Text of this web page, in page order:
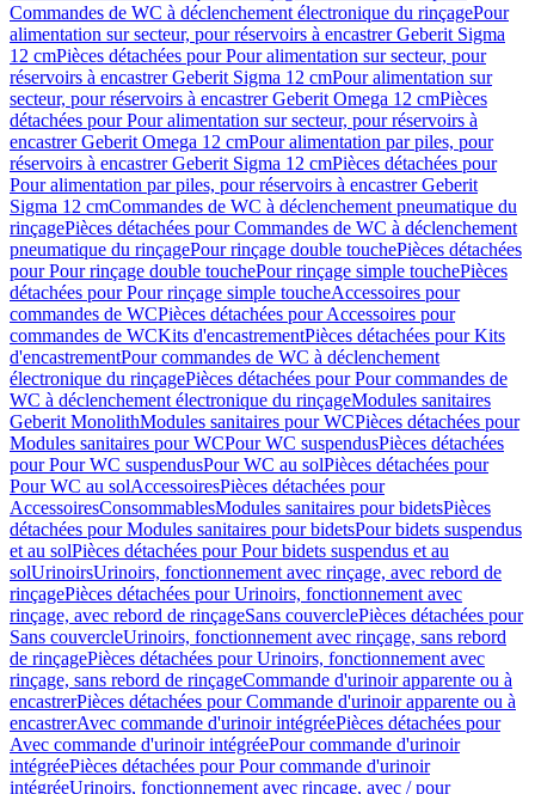
Commandes de WC à déclenchement électronique du rinçagePour
alimentation sur secteur, pour réservoirs à encastrer Geberit Sigma
12 cmPièces détachées pour Pour alimentation sur secteur, pour
réservoirs à encastrer Geberit Sigma 12 cmPour alimentation sur
secteur, pour réservoirs à encastrer Geberit Omega 12 cmPièces
détachées pour Pour alimentation sur secteur, pour réservoirs à
encastrer Geberit Omega 12 cmPour alimentation par piles, pour
réservoirs à encastrer Geberit Sigma 12 cmPièces détachées pour
Pour alimentation par piles, pour réservoirs à encastrer Geberit
Sigma 12 cmCommandes de WC à déclenchement pneumatique du
rinçagePièces détachées pour Commandes de WC à déclenchement
pneumatique du rinçagePour rinçage double touchePièces détachées
pour Pour rinçage double touchePour rinçage simple touchePièces
détachées pour Pour rinçage simple toucheAccessoires pour
commandes de WCPièces détachées pour Accessoires pour
commandes de WCKits d'encastrementPièces détachées pour Kits
d'encastrementPour commandes de WC à déclenchement
électronique du rinçagePièces détachées pour Pour commandes de
WC à déclenchement électronique du rinçageModules sanitaires
Geberit MonolithModules sanitaires pour WCPièces détachées pour
Modules sanitaires pour WCPour WC suspendusPièces détachées
pour Pour WC suspendusPour WC au solPièces détachées pour
Pour WC au solAccessoiresPièces détachées pour
AccessoiresConsommablesModules sanitaires pour bidetsPièces
détachées pour Modules sanitaires pour bidetsPour bidets suspendus
et au solPièces détachées pour Pour bidets suspendus et au
solUrinoirsUrinoirs, fonctionnement avec rinçage, avec rebord de
rinçagePièces détachées pour Urinoirs, fonctionnement avec
rinçage, avec rebord de rinçageSans couverclePièces détachées pour
Sans couvercleUrinoirs, fonctionnement avec rinçage, sans rebord
de rinçagePièces détachées pour Urinoirs, fonctionnement avec
rinçage, sans rebord de rinçageCommande d'urinoir apparente ou à
encastrerPièces détachées pour Commande d'urinoir apparente ou à
encastrerAvec commande d'urinoir intégréePièces détachées pour
Avec commande d'urinoir intégréePour commande d'urinoir
intégréePièces détachées pour Pour commande d'urinoir
intégréeUrinoirs, fonctionnement avec rinçage, avec / pour